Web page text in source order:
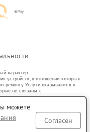
характер.
устройств, в отношении которых
ремонту. Услуги оказываются в
не связаны с
представителями.
оборот в соответствии
услуг или введения
о предоставляемых услугах по
можете
Согласен